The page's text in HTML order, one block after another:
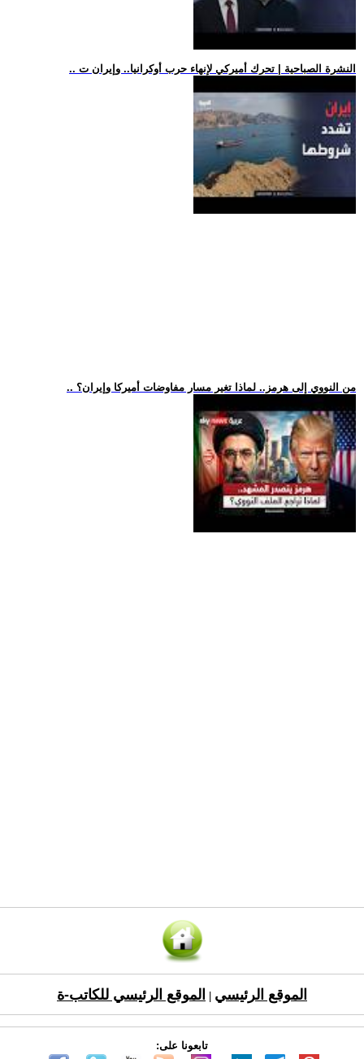
.. النشرة الصباحية | تحرك أميركي لإنهاء حرب أوكرانيا.. وإيران ت
.. من النووي إلى هرمز.. لماذا تغير مسار مفاوضات أميركا وإيران؟
الموقع الرئيسي الموقع الرئيسي للكاتب-ة
تابعونا على: